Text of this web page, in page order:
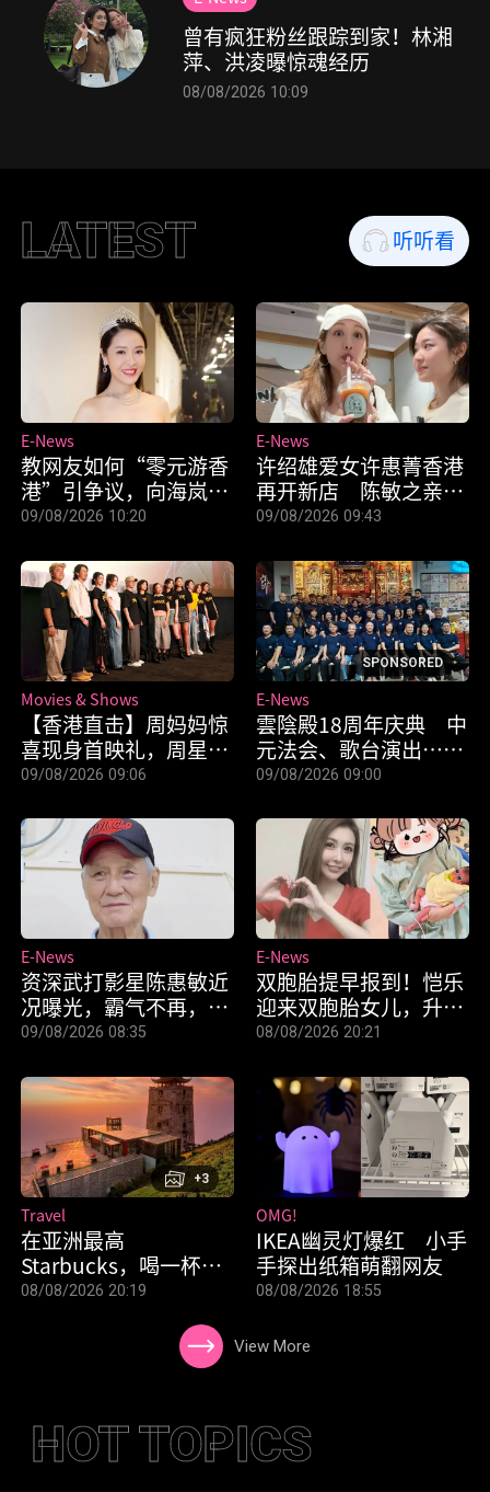
曾有疯狂粉丝跟踪到家！林湘
萍、洪凌曝惊魂经历
08/08/2026 10:09
LATEST 听听看
教网友如何“零元游香
港”引争议，向海岚把
责任推给“标题”？
E-News
09/08/2026 10:20
许绍雄爱女许惠菁香港
再开新店 陈敏之亲临
捧场、客串一日店长
E-News
09/08/2026 09:43
【香港直击】周妈妈惊
喜现身首映礼，周星
驰、刘嘉玲“斗嘴”逗
Movies & Shows
09/08/2026 09:06
雲陰殿18周年庆典 中
元法会、歌台演出……
亮点活动不断！
E-News
09/08/2026 09:00
SPONSORED
资深武打影星陈惠敏近
况曝光，霸气不再，坦
承双脚出问题！
E-News
09/08/2026 08:35
双胞胎提早报到！恺乐
迎来双胞胎女儿，升格
三宝妈
E-News
08/08/2026 20:21
在亚洲最高
Starbucks，喝一杯神
仙咖啡
Travel
08/08/2026 20:19
+3
IKEA幽灵灯爆红 小手
手探出纸箱萌翻网友
OMG!
08/08/2026 18:55
View More
HOT TOPICS